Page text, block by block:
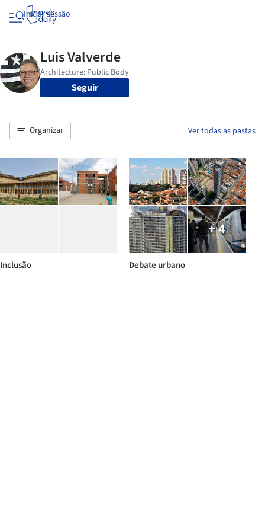
Iniciar sessão
Seguir
Organizar Ver todas as pastas
Inclusão
+ 4
Debate urbano